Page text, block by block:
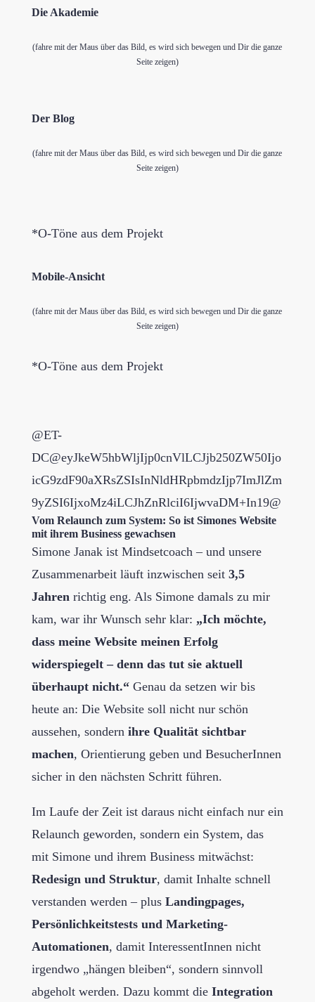
Die Akademie
(fahre mit der Maus über das Bild, es wird sich bewegen und Dir die ganze
Seite zeigen)
Der Blog
(fahre mit der Maus über das Bild, es wird sich bewegen und Dir die ganze
Seite zeigen)
*O-Töne aus dem Projekt
Mobile-Ansicht
(fahre mit der Maus über das Bild, es wird sich bewegen und Dir die ganze
Seite zeigen)
*O-Töne aus dem Projekt
@ET-
DC@eyJkeW5hbWljIjp0cnVlLCJjb250ZW50Ijo
icG9zdF90aXRsZSIsInNldHRpbmdzIjp7ImJlZm
9yZSI6IjxoMz4iLCJhZnRlciI6IjwvaDM+In19@
Vom Relaunch zum System: So ist Simones Website
mit ihrem Business gewachsen
Simone Janak ist Mindsetcoach – und unsere
Zusammenarbeit läuft inzwischen seit 3,5
Jahren richtig eng. Als Simone damals zu mir
kam, war ihr Wunsch sehr klar: „Ich möchte,
dass meine Website meinen Erfolg
widerspiegelt – denn das tut sie aktuell
überhaupt nicht.“Genau da setzen wir bis
heute an: Die Website soll nicht nur schön
aussehen, sondern ihre Qualität sichtbar
machen, Orientierung geben und BesucherInnen
sicher in den nächsten Schritt führen.
Im Laufe der Zeit ist daraus nicht einfach nur ein
Relaunch geworden, sondern ein System, das
mit Simone und ihrem Business mitwächst:
Redesign und Struktur, damit Inhalte schnell
verstanden werden – plus Landingpages,
Persönlichkeitstests und Marketing-
Automationen, damit InteressentInnen nicht
irgendwo „hängen bleiben“, sondern sinnvoll
abgeholt werden. Dazu kommt die Integration